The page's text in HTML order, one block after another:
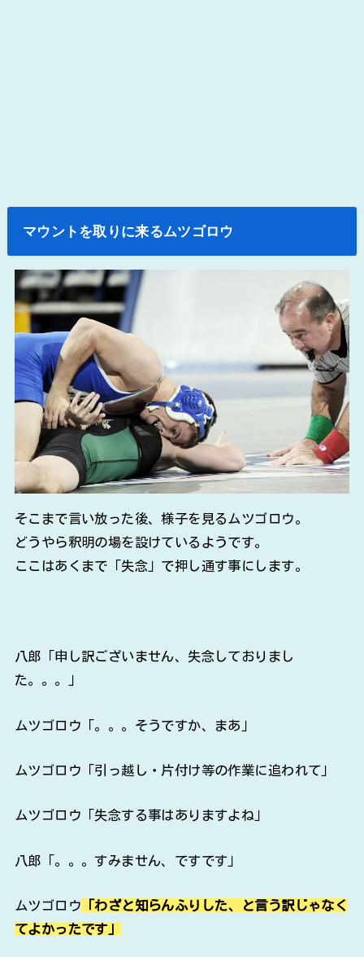
マウントを取りに来るムツゴロウ
そこまで言い放った後、様子を見るムツゴロウ。
どうやら釈明の場を設けているようです。
ここはあくまで「失念」で押し通す事にします。
八郎「申し訳ございません、失念しておりまし
た。。。」
ムツゴロウ「。。。そうですか、まあ」
ムツゴロウ「引っ越し・片付け等の作業に追われて」
ムツゴロウ「失念する事はありますよね」
八郎「。。。すみません、ですです」
ムツゴロウ 「わざと知らんふりした、と言う訳じゃなく
てよかったです」